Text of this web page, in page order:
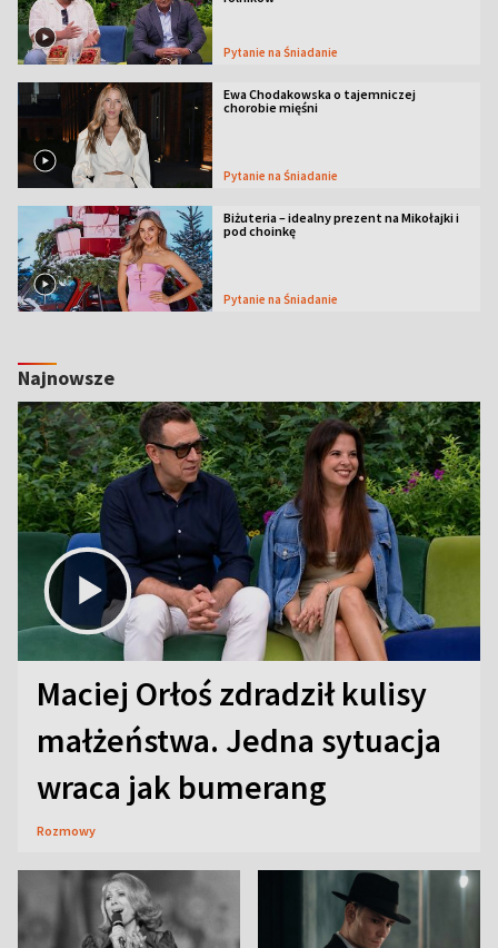
Pytanie na Śniadanie
Ewa Chodakowska o tajemniczej
chorobie mięśni
Pytanie na Śniadanie
Biżuteria – idealny prezent na Mikołajki i
pod choinkę
Pytanie na Śniadanie
Najnowsze
Maciej Orłoś zdradził kulisy
małżeństwa. Jedna sytuacja
wraca jak bumerang
Rozmowy